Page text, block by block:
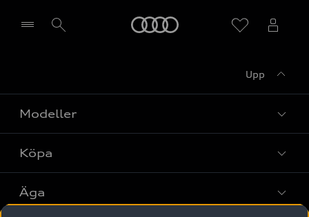
Upp
Modeller
Alla modeller
Elbilar
Köpa
Privaterbjudanden
Äga